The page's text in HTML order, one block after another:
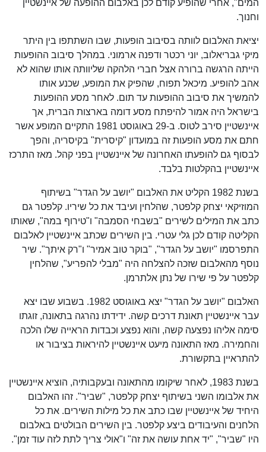
המים", אחרי שהופיע קודם לכן באלבום ההופעה של איינשטיין
וחנוך.
יציאת האלבום לוותה בסיבוב הופעות, שבו השתתפו בין היתר
מיקי גבריאלוב, יוני רכטר ודפנה ארמוני. במהלך סיבוב ההופעות
הייתה הרגשה ברורה אצל חברי הלהקה שליוותה אותו שהוא לא
אהב להופיע. מיכאל תפוח, שהפיק את המופע, שכנע אותו
להמשיך את סיבוב ההופעות עד תום. לאחר מסע ההופעות
בישראל היה אמור להיפתח מסע דומה בארצות הברית, אך
איינשטיין סירב לטוס. ב-29 באוגוסט 1981 התקיים המופע אשר
חתם את מסע הופעות זה במועדון "קיסרית" בקיסריה, והפך
לבסוף גם להופעתו האחרונה של איינשטיין בפני קהל. מאז התרכז
איינשטיין בהקלטות בלבד.
בשנת 1982 הקליט את האלבום "יושב על הגדר" בשיתוף
המוזיקאי יצחק קלפטר, שהלחין ועיבד את כל שיריו. קלפטר גם
כתב את המילים לשירים "בשבחי הסמבה" ו"טירוף במה", שאותו
הקליטה קודם לכן גלי עטרי. בין השירים שכתב איינשטיין לאלבום
התפרסמו "יושב על הגדר", "בוקר טוב אמיר" ו"רק איתך". שיר
נוסף מהאלבום שזכה להצלחה היה "מבלי להפריע", שהלחין
קלפטר על פי שירו של נתן אלתרמן.
האלבום "יושב על הגדר" יצא באוגוסט 1982. בשבוע שבו יצא
עבר איינשטיין תאונת דרכים קשה. ידידתו נהרגה בתאונה, זוגתו
סימה אליהו נפצעה קשה, והוא נפצע וכבדות הראייה שלו הלכה
והחמירה. מאז התאונה מיעט איינשטיין להיראות בציבור או
להתראיין בתקשורת.
בשנת 1983, לאחר שיקומו מהתאונה ובעקבותיה, הוציא איינשטיין
את אלבומו השני בשיתוף יצחק קלפטר, "שביר". זהו האלבום
היחיד של איינשטיין שבו כתב את כל מילות השירים. את כל
הלחנים והעיבודים ביצע קלפטר. בין השירים הבולטים באלבום
היו "שביר", "יד אחת עושה את זה" ו"אולי צריך לתת לזה עוד זמן".